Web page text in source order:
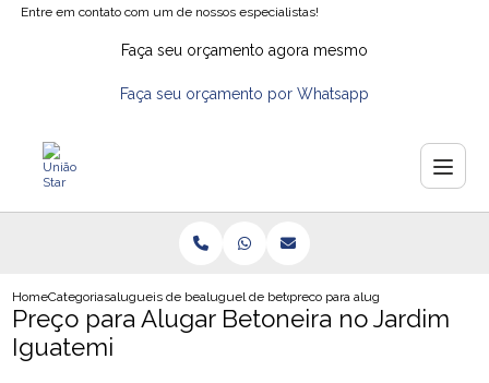
Entre em contato com um de nossos especialistas!
Faça seu orçamento agora mesmo
Faça seu orçamento por Whatsapp
HomeCategoriasalugueis de betoneirasaluguel de betoneira na zona norte
preco para alugar betoneira no
Preço para Alugar Betoneira no Jardim
Iguatemi